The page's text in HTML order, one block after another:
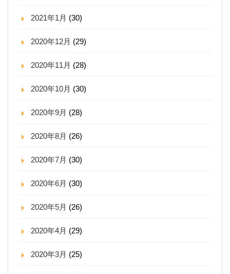
2021年1月 (30)
2020年12月 (29)
2020年11月 (28)
2020年10月 (30)
2020年9月 (28)
2020年8月 (26)
2020年7月 (30)
2020年6月 (30)
2020年5月 (26)
2020年4月 (29)
2020年3月 (25)